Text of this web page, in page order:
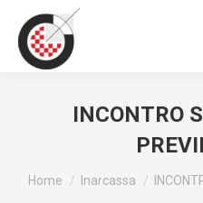
INCONTRO
Tu sei qui:
Home Inarcassa